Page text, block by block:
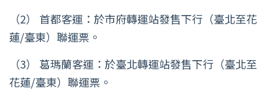
（2） 首都客運：於市府轉運站發售下行（臺北至花
蓮/臺東）聯運票。
（3） 葛瑪蘭客運：於臺北轉運站發售下行（臺北至
花蓮/臺東）聯運票。